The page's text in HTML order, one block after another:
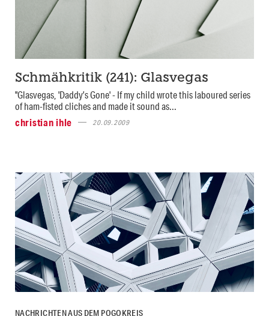
Schmähkritik (241): Glasvegas
"Glasvegas, 'Daddy’s Gone' - If my child wrote this laboured series
of ham-fisted cliches and made it sound as...
christian ihle
20.09.2009
NACHRICHTEN AUS DEM POGOKREIS